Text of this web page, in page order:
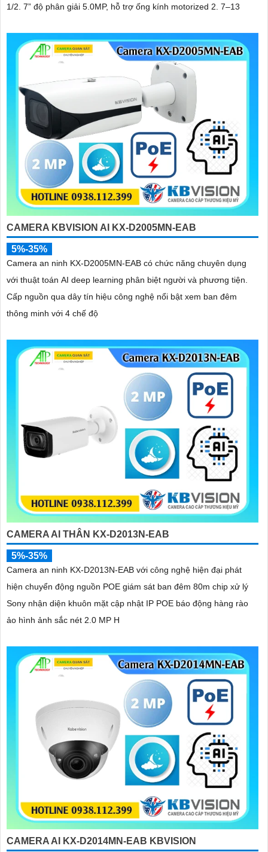
1/2. 7” độ phân giải 5.0MP, hỗ trợ ống kính motorized 2. 7–13
CAMERA KBVISION AI KX-D2005MN-EAB
5%-35%
Camera an ninh KX-D2005MN-EAB có chức năng chuyên dụng
với thuật toán AI deep learning phân biệt người và phương tiện.
Cấp nguồn qua dây tín hiệu công nghệ nổi bật xem ban đêm
thông minh với 4 chế độ
CAMERA AI THÂN KX-D2013N-EAB
5%-35%
Camera an ninh KX-D2013N-EAB với công nghệ hiện đại phát
hiện chuyển động nguồn POE giám sát ban đêm 80m chip xử lý
Sony nhận diện khuôn mặt cập nhật IP POE báo động hàng rào
ảo hình ảnh sắc nét 2.0 MP H
CAMERA AI KX-D2014MN-EAB KBVISION